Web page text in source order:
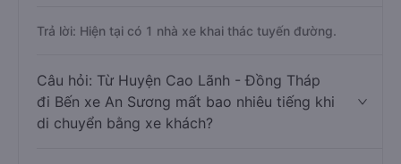
Trả lời: Hiện tại có 1 nhà xe khai thác tuyến đường.
Câu hỏi: Từ Huyện Cao Lãnh - Đồng Tháp
đi Bến xe An Sương mất bao nhiêu tiếng khi
di chuyển bằng xe khách?